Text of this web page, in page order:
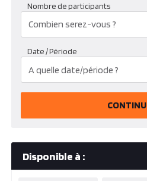
Nombre de participants
Date / Période
Disponible à :